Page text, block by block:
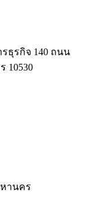
ธุรกิจ 140 ถนน
10530
านคร